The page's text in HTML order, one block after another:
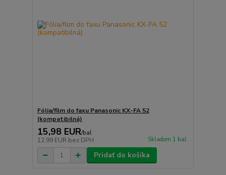
Fólia/film do faxu Panasonic KX-FA 52
(kompatibilná)
15,98 EUR/bal
12,99 EUR bez DPH Skladom 1 bal
Pridať do košíka